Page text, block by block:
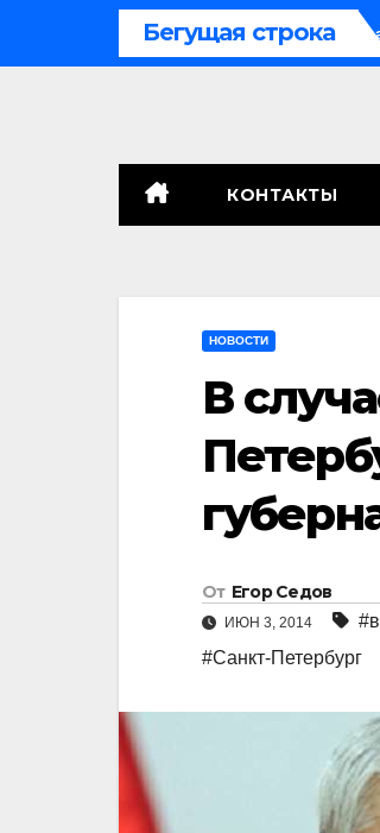
Бегущая строка
о криптомошенничестве оборачивают в
КОНТАКТЫ
НОВОСТИ
В
От Егор Седов
ИЮН 3, 2014
#Санкт-Петербург